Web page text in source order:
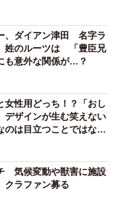
、ダイアン津田 名字ラ
姓のルーツは 「豊臣兄
も意外な関係が…？
女性用どっち！？「おし
デザインが生む笑えない
は目立つことではな
気候変動や獣害に施設
ラファン募る